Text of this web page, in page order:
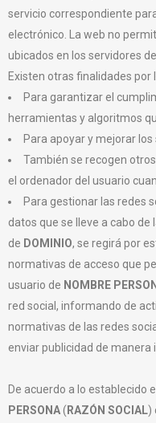
servicio correspondiente
electrónico. La web no
ubicados en los servidores de
Existen otras finalidades
Para garantizar el
herramientas y algoritmos
Para apoyar y mejorar
También se recogen
el ordenador del usuario
Para gestionar las redes
datos que se lleve a cabo
de DOMINIO, se regirá por
normativas de acceso que
usuario de NOMBRE
red social, informando de
normativas de las redes
enviar publicidad de manera
De acuerdo a lo establecido
PERSONA( RAZÓN SOCIAL)